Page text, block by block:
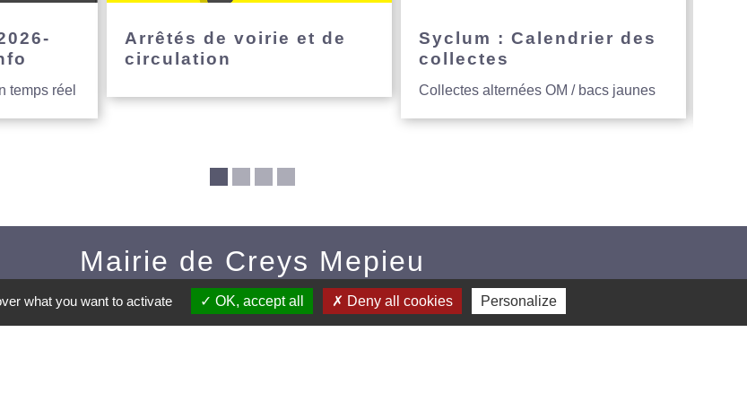
temps réel
Arrêtés de voirie et de
circulation
Syclum : Calendrier des
collectes
Collectes alternées OM / bacs jaunes
Mairie de Creys Mepieu
Commune de Creys-Mépieu
35, place de la Mairie
what you want to activate OK, accept all Deny all cookies Personalize